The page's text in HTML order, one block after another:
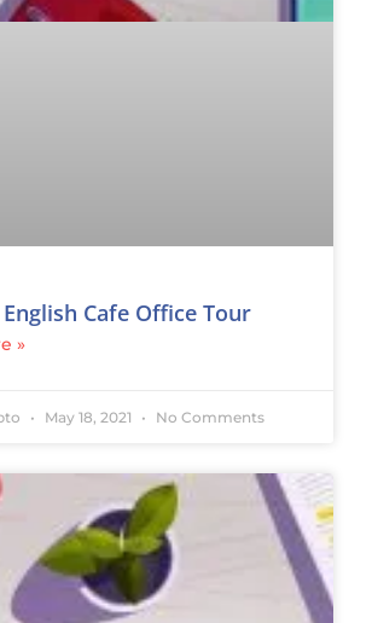
English Cafe Office Tour
»
May 18, 2021 No Comments